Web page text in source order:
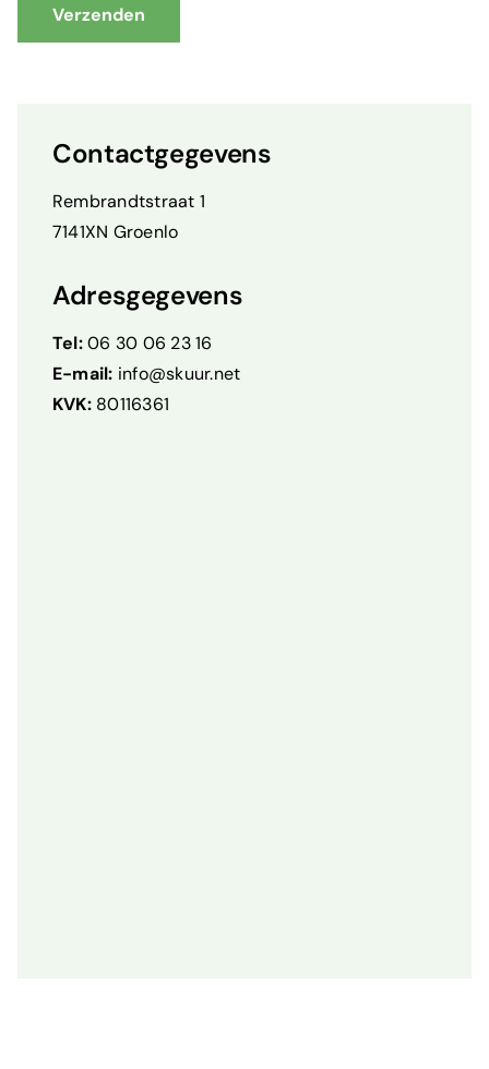
Verzenden
Contactgegevens
Rembrandtstraat 1
7141XN Groenlo
Adresgegevens
Tel:06 30 06 23 16
E-mail: info@skuur.net
KVK:80116361